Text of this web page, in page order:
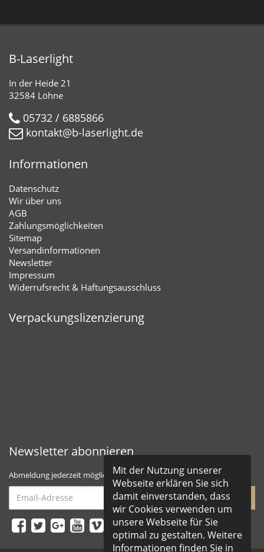
B-Laserlight
In der Heide 21
32584 Löhne
05732 / 6885866
kontakt@b-laserlight.de
Informationen
Datenschutz
Wir über uns
AGB
Zahlungsmöglichkeiten
Sitemap
Versandinformationen
Newsletter
Impressum
Widerrufsrecht & Haftungsausschluss
Verpackungslizenzierung
Newsletter abonnieren
Abmeldung jederzeit möglich
Adresse
abonnieren
Mit der Nutzung unserer
Webseite erklären Sie sich
damit einverstanden, dass
wir Cookies verwenden um
unsere Webseite für Sie
optimal zu gestalten. Weitere
Informationen finden Sie in